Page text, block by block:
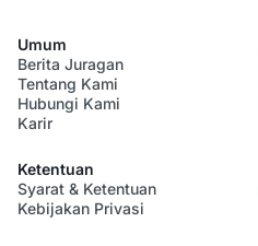
Umum
Berita Juragan
Tentang Kami
Hubungi Kami
Karir
Ketentuan
Syarat & Ketentuan
Kebijakan Privasi